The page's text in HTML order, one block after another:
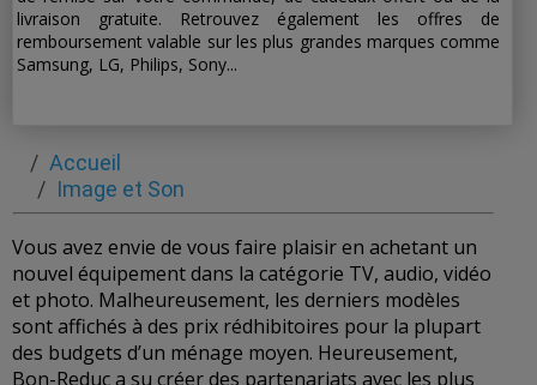
livraison gratuite. Retrouvez également les offres de
remboursement valable sur les plus grandes marques comme
Samsung, LG, Philips, Sony...
Accueil
Image et Son
Vous avez envie de vous faire plaisir en achetant un
nouvel équipement dans la catégorie TV, audio, vidéo
et photo. Malheureusement, les derniers modèles
sont affichés à des prix rédhibitoires pour la plupart
des budgets d’un ménage moyen. Heureusement,
Bon-Reduc a su créer des partenariats avec les plus